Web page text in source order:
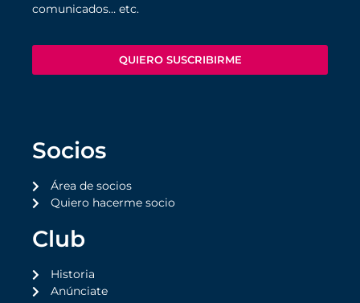
comunicados… etc.
QUIERO SUSCRIBIRME
Socios
Área de socios
Quiero hacerme socio
Club
Historia
Anúnciate